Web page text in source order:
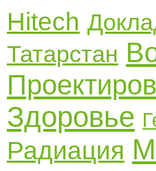
Hitech
Татарстан
Здоровье
Радиация